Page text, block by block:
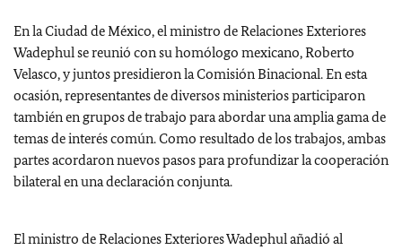
En la Ciudad de México, el ministro de Relaciones Exteriores
Wadephul se reunió con su homólogo mexicano, Roberto
Velasco, y juntos presidieron la Comisión Binacional. En esta
ocasión, representantes de diversos ministerios participaron
también en grupos de trabajo para abordar una amplia gama de
temas de interés común. Como resultado de los trabajos, ambas
partes acordaron nuevos pasos para profundizar la cooperación
bilateral en una declaración conjunta.
El ministro de Relaciones Exteriores Wadephul añadió al